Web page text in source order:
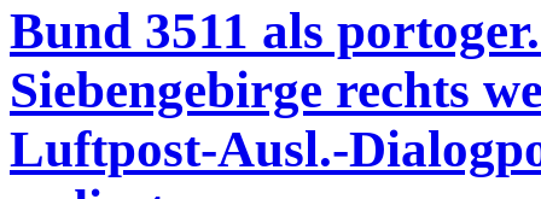
Bund 3511 als
Siebengebirge rechts
Luftpost-Ausl.-